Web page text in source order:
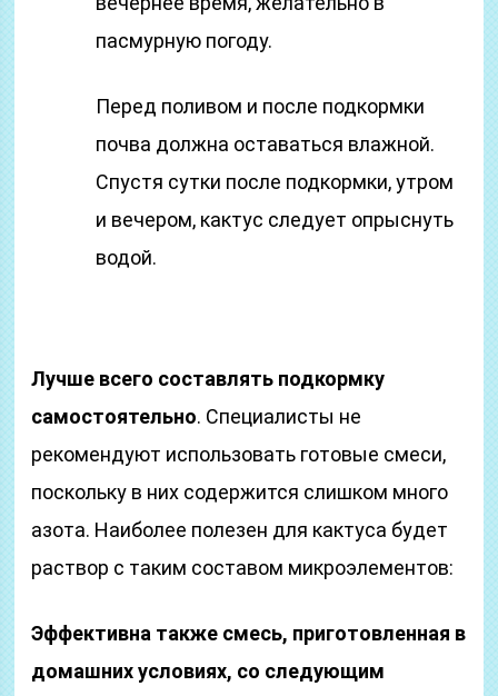
пасмурную погоду.
Перед поливом и после подкормки
почва должна оставаться влажной.
Спустя сутки после подкормки, утром
и вечером, кактус следует опрыснуть
водой.
Лучше всего составлять подкормку
самостоятельно. Специалисты не
рекомендуют использовать готовые смеси,
поскольку в них содержится слишком много
азота. Наиболее полезен для кактуса будет
раствор с таким составом микроэлементов:
Эффективна также смесь, приготовленная в
домашних условиях, со следующим